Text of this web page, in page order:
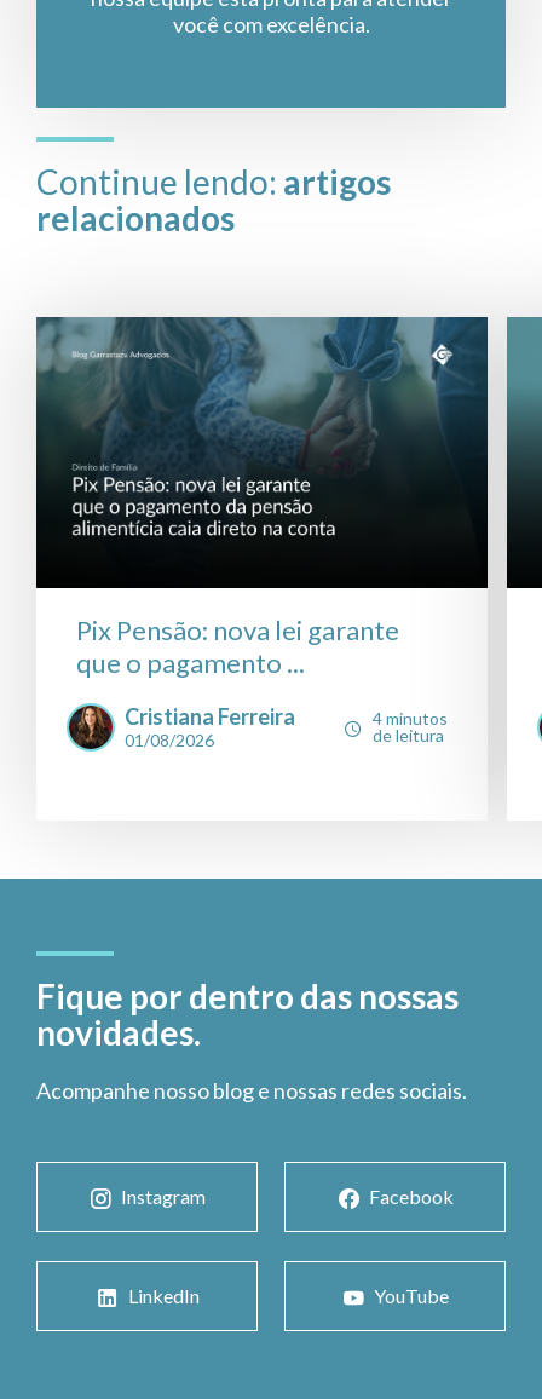
você com excelência.
Continue lendo: artigos
relacionados
Pix Pensão: nova lei garante
que o pagamento ...
Cristiana Ferreira
01/08/2026
4 minutos
de leitura
Fique por dentro das nossas
novidades.
Acompanhe nosso blog e nossas redes sociais.
Instagram Facebook
LinkedIn YouTube